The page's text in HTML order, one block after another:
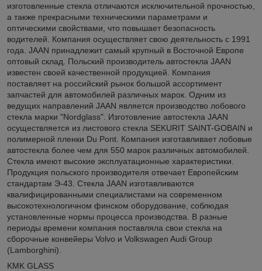
изготовленные стекла отличаются исключительной прочностью,
а также прекрасными техническими параметрами и
оптическими свойствами, что повышает безопасность
водителей. Компания осуществляет свою деятельность с 1991
года. JAAN принадлежит самый крупный в Восточной Европе
оптовый склад. Польский производитель автостекла JAAN
известен своей качественной продукцией. Компания
поставляет на российский рынок большой ассортимент
запчастей для автомобилей различных марок. Одним из
ведущих направлений JAAN является производство лобового
стекла марки "Nordglass". Изготовление автостекла JAAN
осуществляется из листового стекла SEKURIT SAINT-GOBAIN и
полимерной пленки Du Pont. Компания изготавливает лобовые
автостекла более чем для 550 марок различных автомобилей.
Стекла имеют высокие эксплуатационные характеристики.
Продукция польского производителя отвечает Европейским
стандартам Э-43. Стекла JAAN изготавливаются
квалифицированными специалистами на современном
высокотехнологичном финском оборудование, соблюдая
установленные нормы процесса производства. В разные
периоды времени компания поставляла свои стекла на
сборочные конвейеры Volvo и Volkswagen Audi Group
(Lamborghini).
KMK GLASS